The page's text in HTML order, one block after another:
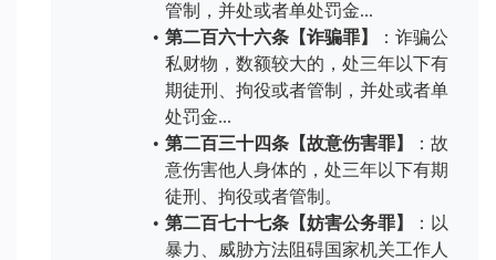
管制，并处或者单处罚金...
第二百六十六条【诈骗罪】
：诈骗公
私财物，数额较大的，处三年以下有
期徒刑、拘役或者管制，并处或者单
处罚金...
第二百三十四条【故意伤害罪】
：故
意伤害他人身体的，处三年以下有期
徒刑、拘役或者管制。
第二百七十七条【妨害公务罪】
：以
暴力、威胁方法阻碍国家机关工作人